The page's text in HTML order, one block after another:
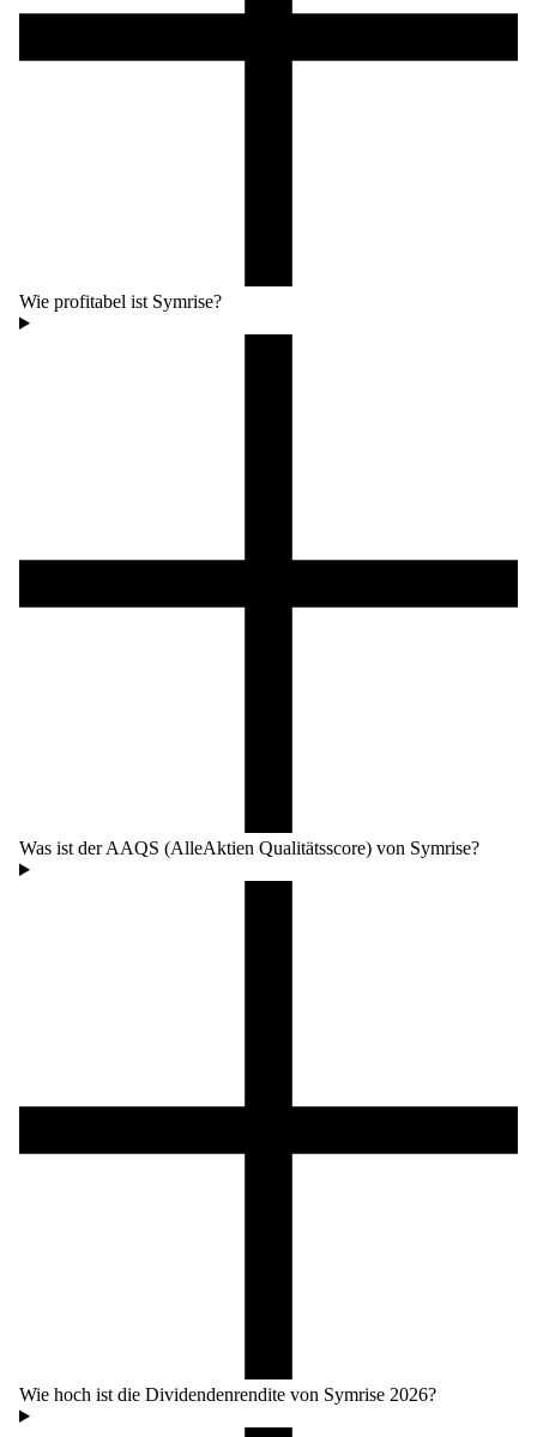
Wie profitabel ist Symrise?
Was ist der AAQS (AlleAktien Qualitätsscore) von Symrise?
Wie hoch ist die Dividendenrendite von Symrise 2026?